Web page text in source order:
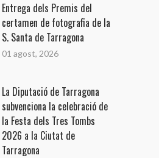
Entrega dels Premis del
certamen de fotografia de la
S. Santa de Tarragona
01 agost, 2026
La Diputació de Tarragona
subvenciona la celebració de
la Festa dels Tres Tombs
2026 a la Ciutat de
Tarragona